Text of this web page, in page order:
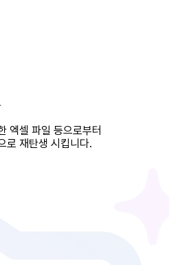
엑셀 파일 등으로부터
로 재탄생 시킵니다.